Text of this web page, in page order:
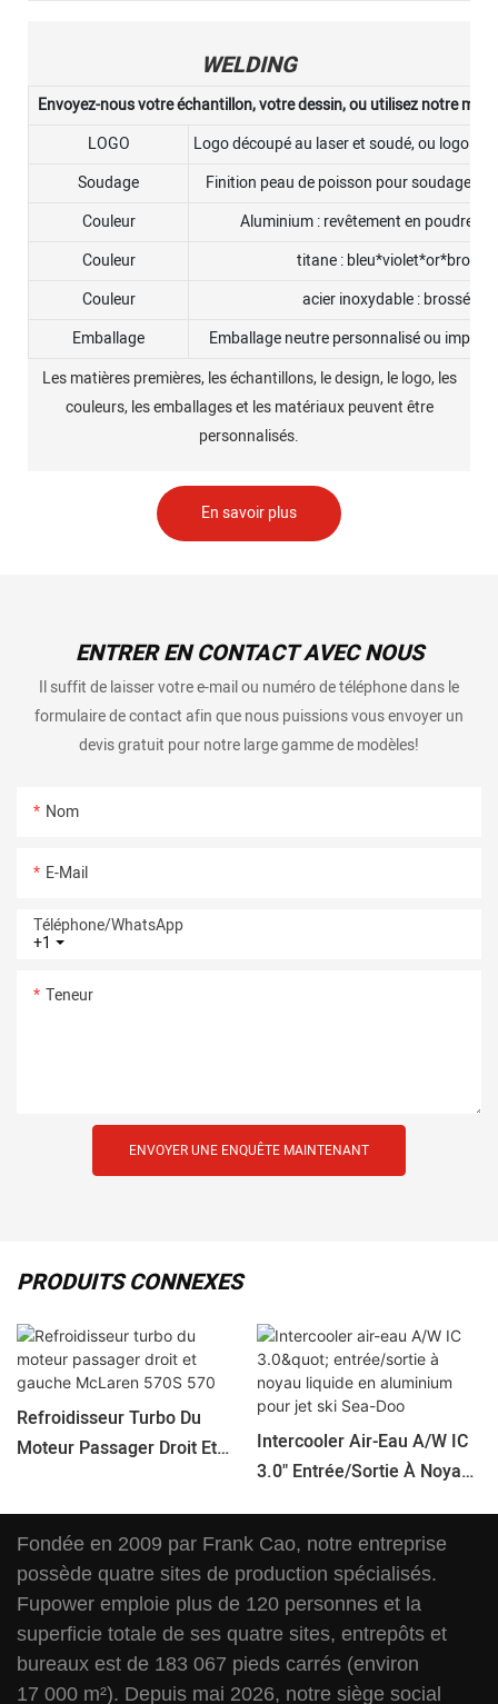
WELDING
Envoyez-nous votre échantillon, votre dessin, ou utilisez notre
LOGO
Logo découpé au laser et soudé, ou logo
Soudage
Finition peau de poisson pour soudage
Couleur
Aluminium : revêtement en poudre
Couleur
titane :
Couleur
acier inoxydable : brossé ou
Emballage
Emballage neutre personnalisé ou
Les matières premières, les échantillons, le design, le logo, les
couleurs, les emballages et les matériaux peuvent être
personnalisés.
En savoir plus
ENTRER EN CONTACT AVEC NOUS
Il suffit de laisser votre e-mail ou numéro de téléphone dans le
formulaire de contact afin que nous puissions vous envoyer un
devis gratuit pour notre large gamme de modèles!
Nom
E-Mail
+1
Téléphone/WhatsApp
Teneur
ENVOYER UNE ENQUÊTE MAINTENANT
PRODUITS CONNEXES
Refroidisseur Turbo Du
Moteur Passager Droit Et
Intercooler Air-Eau A/W IC
3.0" Entrée/sortie À Noyau
Jet Ski Sea-Doo
Fondée en 2009 par Frank Cao, notre entreprise
possède quatre sites de production spécialisés.
Fupower emploie plus de 120 personnes et la
superficie totale de ses quatre sites, entrepôts et
bureaux est de 183 067 pieds carrés (environ
17 000 m²). Depuis mai 2026, notre siège social